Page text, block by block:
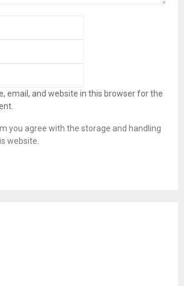
email, and website in this browser for the
you agree with the storage and handling
website.